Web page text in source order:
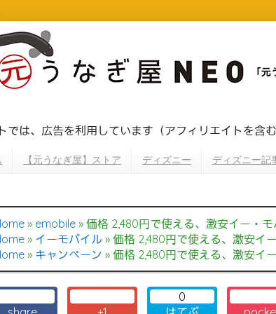
では、広告を利用しています（アフィリエイトを含む
【元うなぎ屋】ストア ディズニー ディズニー記
» emobile » 価格 2,480円で使える、激安イー・
» イーモバイル » 価格 2,480円で使える、激安イー
» キャンペーン » 価格 2,480円で使える、激安イー
0